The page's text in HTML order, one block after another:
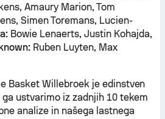
Amaury Marion, Tom
Simen Toremans, Lucien-
Bowie Lenaerts, Justin Kohajda,
Ruben Luyten, Max
Basket Willebroek je edinstven
ustvarimo iz zadnjih 10 tekem
analize in našega lastnega